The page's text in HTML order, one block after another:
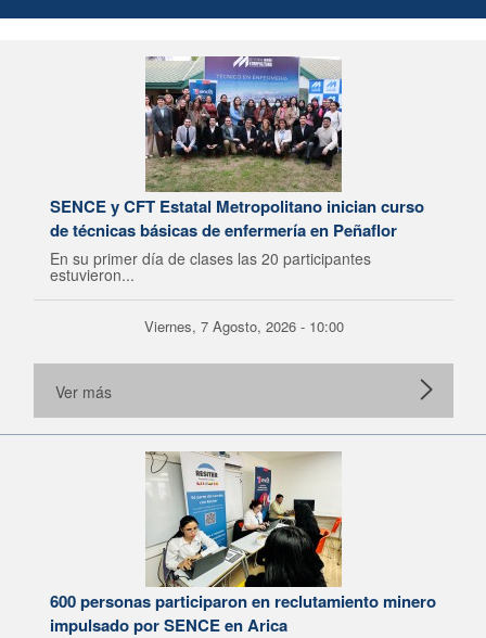
SENCE y CFT Estatal Metropolitano inician curso
de técnicas básicas de enfermería en Peñaflor
En su primer día de clases las 20 participantes
estuvieron...
Viernes, 7 Agosto, 2026 - 10:00
Ver más
600 personas participaron en reclutamiento minero
impulsado por SENCE en Arica